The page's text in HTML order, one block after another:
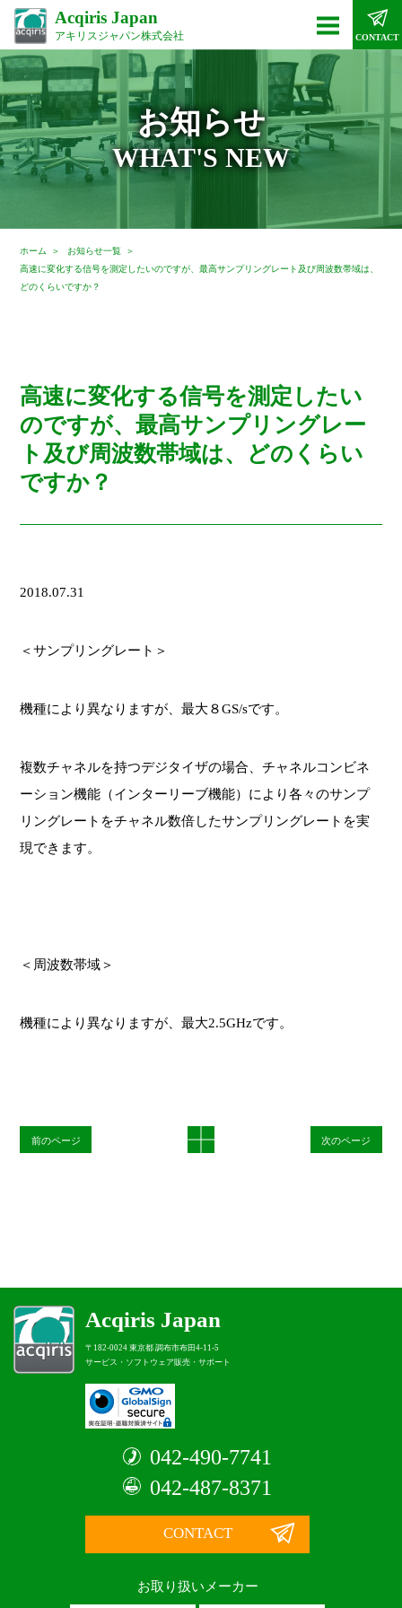
Acqiris Japan
アキリスジャパン株式会社 CONTACT
お知らせ
WHAT'S NEW
ホーム
お知らせ一覧
高速に変化する信号を測定したいのですが、最高サンプリングレート及び周波数帯域は、
どのくらいですか？
高速に変化する信号を測定したい
のですが、最高サンプリングレー
ト及び周波数帯域は、どのくらい
ですか？
2018.07.31
＜サンプリングレート＞
機種により異なりますが、最大８GS/sです。
複数チャネルを持つデジタイザの場合、チャネルコンビネ
ーション機能（インターリーブ機能）により各々のサンプ
リングレートをチャネル数倍したサンプリングレートを実
現できます。
＜周波数帯域＞
機種により異なりますが、最大2.5GHzです。
前のページ 次のページ
Acqiris Japan
〒182-0024 東京都 調布市布田4-11-5
サービス・ソフトウェア販売・サポート
042-490-7741
042-487-8371
CONTACT
お取り扱いメーカー